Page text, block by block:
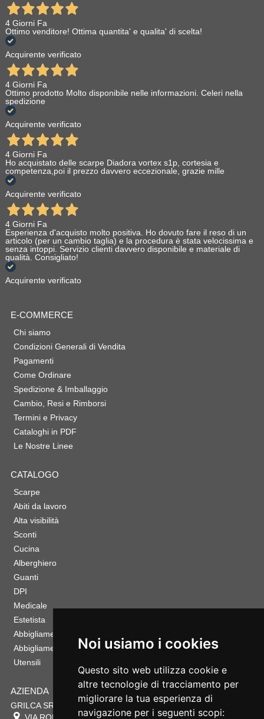
Noi usiamo i cookies
Questo sito web utilizza cookie e
altre tecnologie di tracciamento per
migliorare la tua esperienza di
navigazione per i seguenti scopi:
4 Giorni Fa
Ottimo venditore! Ottima quantita' e qualita' di scelta!
Acquirente verificato
4 Giorni Fa
Ottimo prodotto Molto disponibile nelle informazioni. Celeri nella
spedizione
Acquirente verificato
4 Giorni Fa
Ho acquistato delle scarpe Diadora vortex s1p, cortesia e
competenza,poi il prezzo davvero eccezionale, grazie mille
Acquirente verificato
4 Giorni Fa
Esperienza d'acquisto molto positiva. Ho dovuto fare il reso di un
articolo (per un cambio taglia) e la procedura è stata velocissima e
senza intoppi. Servizio clienti davvero disponibile e materiale di
qualità. Consigliato!
Acquirente verificato
E-COMMERCE
Chi siamo
Condizioni Generali di Vendita
Pagamenti
Come Ordinare
Spedizione & Imballaggio
Cambio, Resi e Rimborsi
Termini e Privacy
Cataloghi in PDF
Le Nostre Linee
CATALOGO
Scarpe
Abiti da lavoro
Alta visibilità
Sconti
Cucina
Alberghiero
Guanti
DPI
Medicale
Estetista
Abbigliamento Sportivo
Abbigliamento Bambino
Utensili
AZIENDA
GRILCA SRL